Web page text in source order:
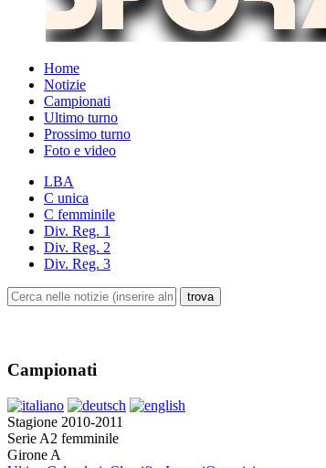
Home
Notizie
Campionati
Ultimo turno
Prossimo turno
Foto e video
LBA
C unica
C femminile
Div. Reg. 1
Div. Reg. 2
Div. Reg. 3
Campionati
Stagione 2010-2011
Serie A2 femminile
Girone A